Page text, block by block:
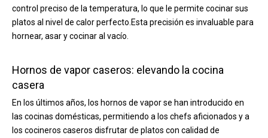
control preciso de la temperatura, lo que le permite cocinar sus
platos al nivel de calor perfecto.Esta precisión es invaluable para
hornear, asar y cocinar al vacío.
Hornos de vapor caseros: elevando la cocina
casera
En los últimos años, los hornos de vapor se han introducido en
las cocinas domésticas, permitiendo a los chefs aficionados y a
los cocineros caseros disfrutar de platos con calidad de